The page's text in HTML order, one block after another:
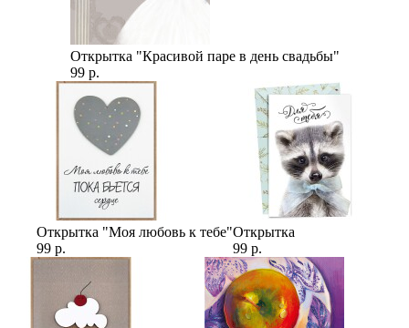
Открытка "Красивой паре в день свадьбы"
99 р.
Открытка "Моя любовь к тебе"
99 р.
Открытка
99 р.